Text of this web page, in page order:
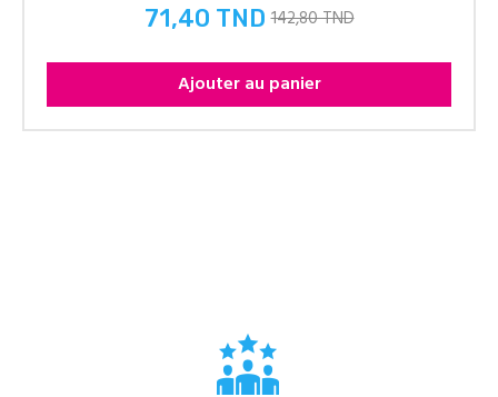
Prix
71,40 TND 142,80 TND
Ajouter au panier